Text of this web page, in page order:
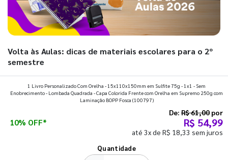
Volta às Aulas: dicas de materiais escolares para o 2º
semestre
Prepare a mochila, organize a rotina e descubra os materiais
que fazem toda diferença para começar o segundo
1 Livro Personalizado Com Orelha - 15x110x150mm em Sulfite 75g - 1x1 - Sem
Enobrecimento - Lombada Quadrada - Capa Colorida Frente com Orelha em Supremo 250g com
Laminação BOPP Fosca (100797)
10% OFF*
De: R$ 61,00 por
R$ 54,99
até 3x de R$ 18,33 sem juros
Quantidade